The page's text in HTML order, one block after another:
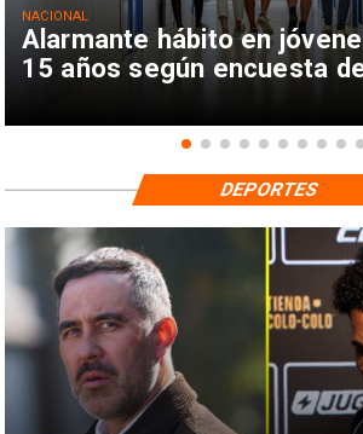
Alarmante hábito en
15 años según encuesta
NACIONAL
DEPORTES